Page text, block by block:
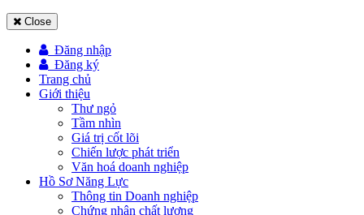
Close
Đăng nhập
Đăng ký
Trang chủ
Giới thiệu
Thư ngỏ
Tầm nhìn
Giá trị cốt lõi
Chiến lược phát triển
Văn hoá doanh nghiệp
Hồ Sơ Năng Lực
Thông tin Doanh nghiệp
Chứng nhận chất lượng